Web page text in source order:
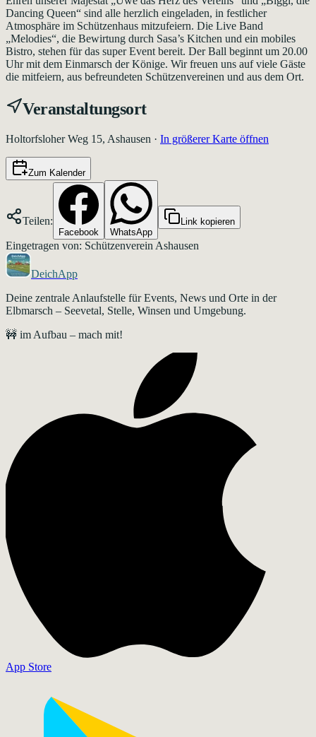
Dancing Queen“ sind alle herzlich eingeladen, in festlicher
Atmosphäre im Schützenhaus mitzufeiern. Die Live Band
„Melodies“, die Bewirtung durch Sasa’s Kitchen und ein mobiles
Bistro, stehen für das super Event bereit. Der Ball beginnt um 20.00
Uhr mit dem Einmarsch der Könige. Wir freuen uns auf viele Gäste
die mitfeiern, aus befreundeten Schützenvereinen und aus dem Ort.
Veranstaltungsort
Holtorfsloher Weg 15, Ashausen · In größerer Karte öffnen
Zum Kalender
Teilen:
Facebook WhatsApp
Link kopieren
Eingetragen von: Schützenverein Ashausen
DeichApp
Deine zentrale Anlaufstelle für Events, News und Orte in der
Elbmarsch – Seevetal, Stelle, Winsen und Umgebung.
🚧 im Aufbau – mach mit!
App Store